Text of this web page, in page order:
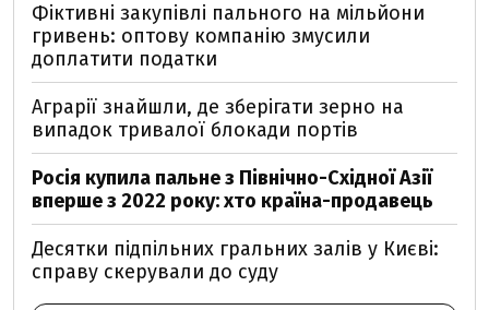
Фіктивні закупівлі пального на мільйони
гривень: оптову компанію змусили
доплатити податки
Аграрії знайшли, де зберігати зерно на
випадок тривалої блокади портів
Росія купила пальне з Північно-Східної Азії
вперше з 2022 року: хто країна-продавець
Десятки підпільних гральних залів у Києві:
справу скерували до суду